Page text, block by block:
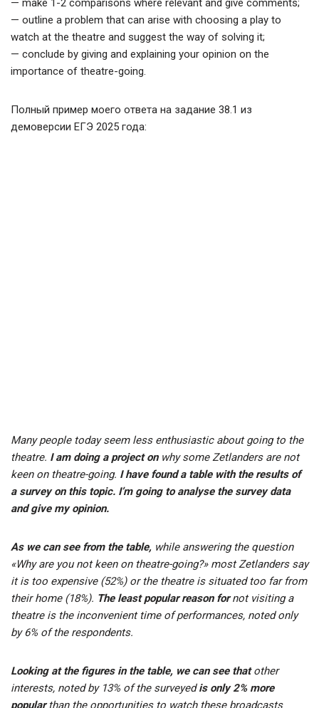
— make 1-2 comparisons where relevant and give comments;
— outline a problem that can arise with choosing a play to
watch at the theatre and suggest the way of solving it;
— conclude by giving and explaining your opinion on the
importance of theatre-going.
Полный пример моего ответа на задание 38.1 из
демоверсии ЕГЭ 2025 года:
Many people today seem less enthusiastic about going to the
theatre. I am doing a project on why some Zetlanders are not
keen on theatre-going. I have found a table with the results of
a survey on this topic. I’m going to analyse the survey data
and give my opinion.
As we can see from the table, while answering the question
«Why are you not keen on theatre-going?» most Zetlanders say
it is too expensive (52%) or the theatre is situated too far from
their home (18%). The least popular reason fornot visiting a
theatre is the inconvenient time of performances, noted only
by 6% of the respondents.
Looking at the figures in the table, we can see thatother
interests, noted by 13% of the surveyedis only 2% more
popularthan the opportunities to watch these broadcasts